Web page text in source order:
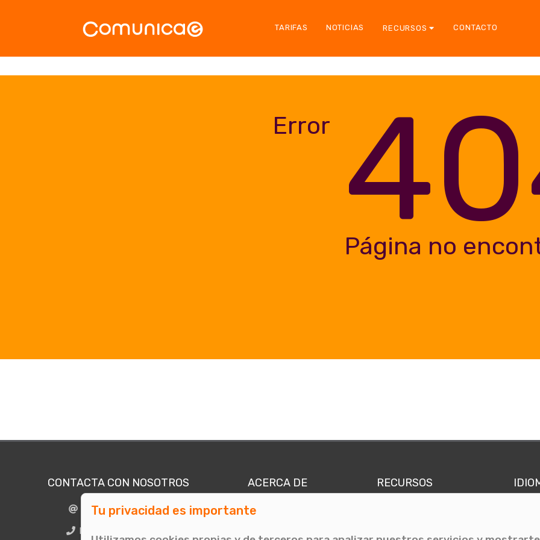
TARIFAS NOTICIAS RECURSOS CONTACTO
Error
Página no
CONTACTA CON NOSOTROS
info@comunicae.com
BCN + 34 931 702 774
ACERCA DE
Quiénes somos
RECURSOS
Tu privacidad es importante